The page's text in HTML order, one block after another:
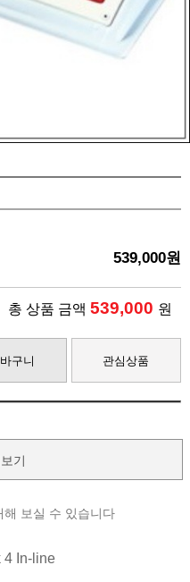
539,000원
총 상품 금액 539,000 원
구니 관심상품
기
해 보실 수 있습니다
4 In-line